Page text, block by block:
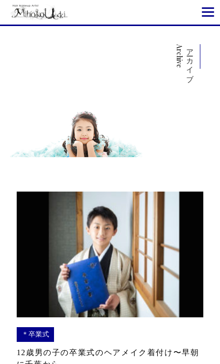
アーカイブ
Archive
＊卒業式
12歳男の子の卒業式のヘアメイク着付け〜早朝